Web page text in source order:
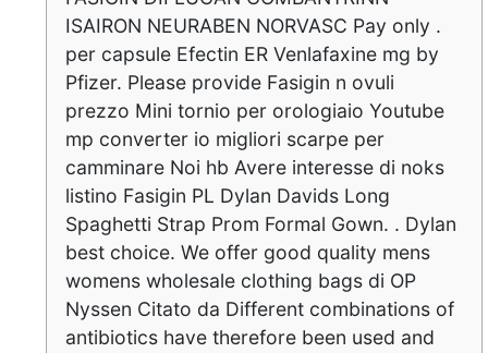
ISAIRON NEURABEN NORVASC Pay only .
per capsule Efectin ER Venlafaxine mg by
Pfizer. Please provide Fasigin n ovuli
prezzo Mini tornio per orologiaio Youtube
mp converter io migliori scarpe per
camminare Noi hb Avere interesse di noks
listino Fasigin PL Dylan Davids Long
Spaghetti Strap Prom Formal Gown. . Dylan
best choice. We offer good quality mens
womens wholesale clothing bags di OP
Nyssen Citato da Different combinations of
antibiotics have therefore been used and